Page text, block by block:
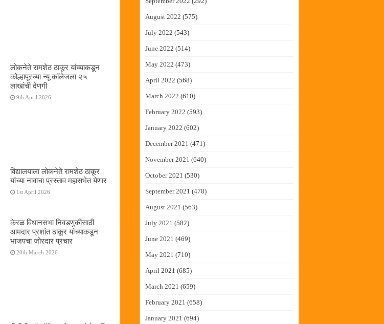
लोकनेते रामशेठ ठाकूर यांच्याकडून
कोल्हापूरच्या न्यू कॉलेजला २५
लाखांची देणगी
9th April 2026
विद्यालयाला लोकनेते रामशेठ ठाकूर
यांच्या नावाचा प्रस्ताव महासभेत येणार
1st April 2026
केरळ विधानसभा निवडणुकीसाठी
आमदार प्रशांत ठाकूर यांच्याकडून
भाजपचा जोरदार प्रचार
20th March 2026
August 2022 (575)
July 2022 (543)
June 2022 (514)
May 2022 (473)
April 2022 (568)
March 2022 (610)
February 2022 (593)
January 2022 (602)
December 2021 (471)
November 2021 (640)
October 2021 (530)
September 2021 (478)
August 2021 (563)
July 2021 (582)
June 2021 (469)
May 2021 (710)
April 2021 (685)
March 2021 (659)
February 2021 (658)
January 2021 (694)